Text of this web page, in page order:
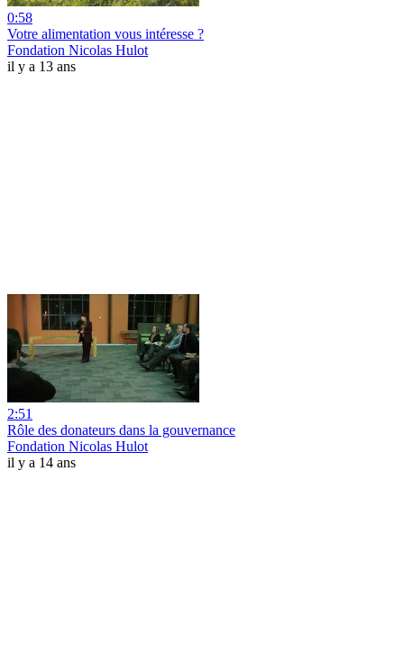
0:58
Votre alimentation vous intéresse ?
Fondation Nicolas Hulot
il y a 13 ans
2:51
Rôle des donateurs dans la gouvernance
Fondation Nicolas Hulot
il y a 14 ans